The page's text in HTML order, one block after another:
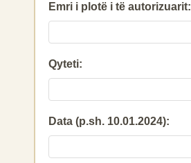
Emri i plotë i të autorizuarit:
Qyteti:
Data (p.sh. 10.01.2024):